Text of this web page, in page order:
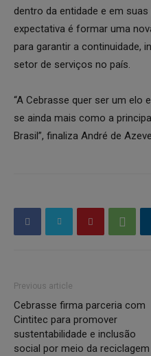
dentro da entidade e em
expectativa é formar uma
para garantir a continuidade,
setor de serviços no país.
“A Cebrasse quer ser um elo
se ainda mais como a
Brasil”, finaliza André de
Previous article
Cebrasse firma parceria com
Cintitec para promover
sustentabilidade e inclusão
social por meio da reciclagem